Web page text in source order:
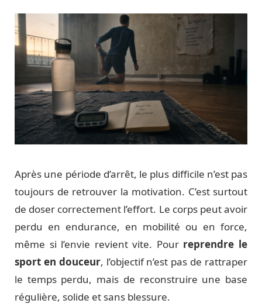
Après une période d’arrêt, le plus difficile n’est pas
toujours de retrouver la motivation. C’est surtout
de doser correctement l’effort. Le corps peut avoir
perdu en endurance, en mobilité ou en force,
même si l’envie revient vite. Pour reprendre le
sport en douceur, l’objectif n’est pas de rattraper
le temps perdu, mais de reconstruire une base
régulière, solide et sans blessure.